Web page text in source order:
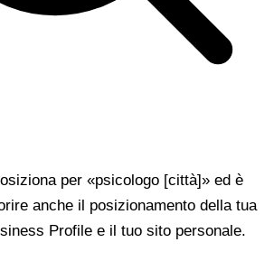
per «psicologo [città]» ed è
anche il posizionamento della tua
Profile e il tuo sito personale.